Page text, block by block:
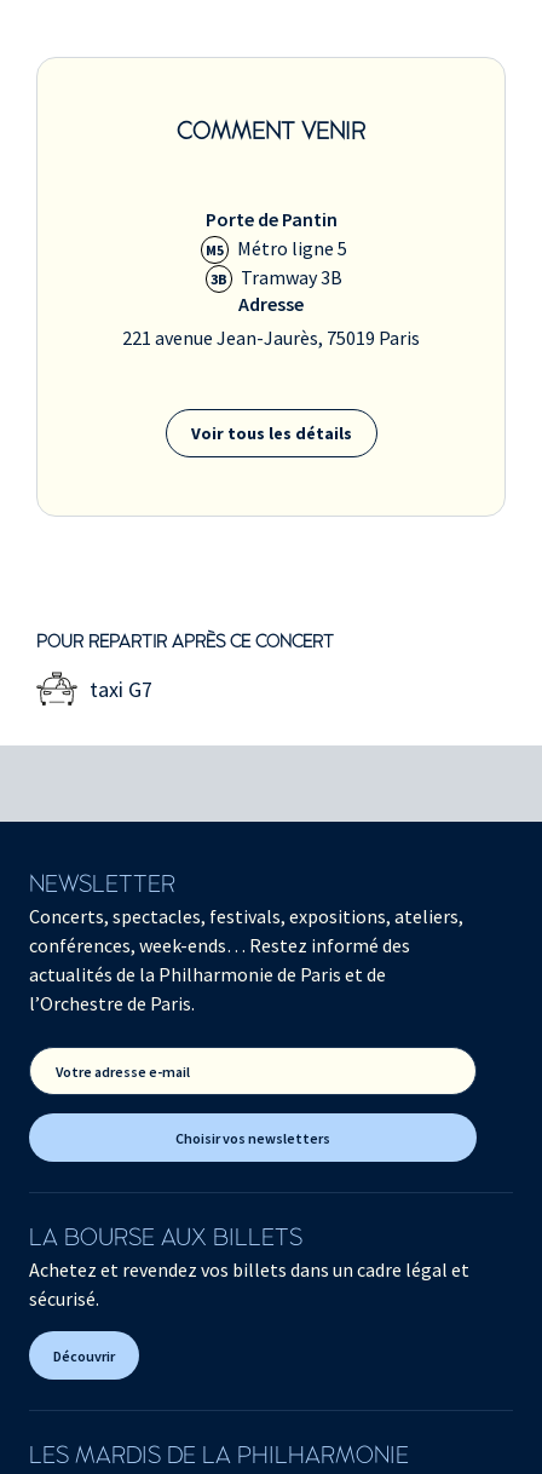
COMMENT VENIR
Porte de Pantin
M5 Métro ligne 5
3B
Tramway 3B
Adresse
221 avenue Jean-Jaurès, 75019 Paris
Voir tous les détails
POUR REPARTIR APRÈS CE CONCERT
taxi G7
NEWSLETTER
Concerts, spectacles, festivals, expositions, ateliers,
conférences, week-ends… Restez informé des
actualités de la Philharmonie de Paris et de
l’Orchestre de Paris.
Votre adresse e-mail
Choisir vos newsletters
LA BOURSE AUX BILLETS
Achetez et revendez vos billets dans un cadre légal et
sécurisé.
Découvrir
LES MARDIS DE LA PHILHARMONIE